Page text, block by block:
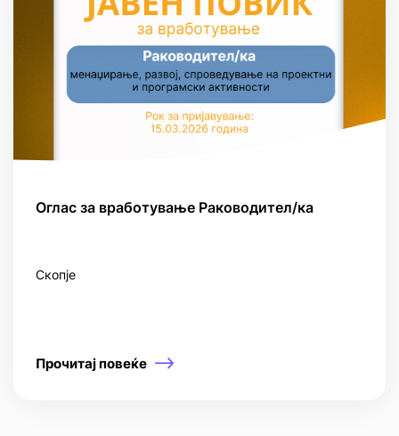
Оглас за вработување Раководител/ка
Скопје
Прочитај повеќе